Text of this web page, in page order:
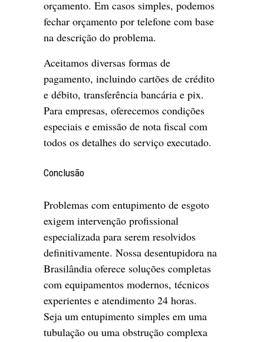
orçamento. Em casos simples, podemos
fechar orçamento por telefone com base
na descrição do problema.
Aceitamos diversas formas de
pagamento, incluindo cartões de crédito
e débito, transferência bancária e pix.
Para empresas, oferecemos condições
especiais e emissão de nota fiscal com
todos os detalhes do serviço executado.
Conclusão
Problemas com entupimento de esgoto
exigem intervenção profissional
especializada para serem resolvidos
definitivamente. Nossa desentupidora na
Brasilândia oferece soluções completas
com equipamentos modernos, técnicos
experientes e atendimento 24 horas.
Seja um entupimento simples em uma
tubulação ou uma obstrução complexa